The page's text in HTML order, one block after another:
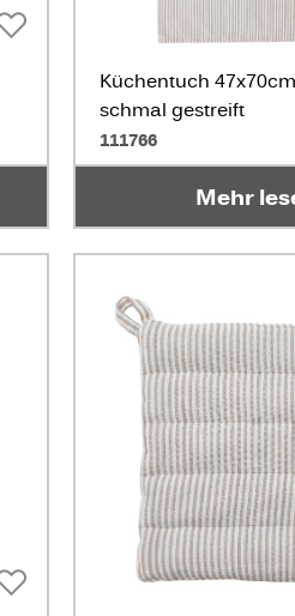
Küchentuch
schmal gestreift
111766
Mehr